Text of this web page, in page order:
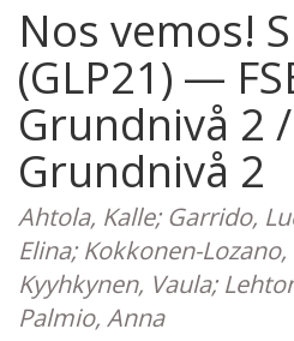
Nos vemos!
(GLP21) —
Grundnivå 2
Grundnivå 2
Ahtola, Kalle; Garrido,
Elina; Kokkonen-
Kyyhkynen, Vaula;
Palmio, Anna